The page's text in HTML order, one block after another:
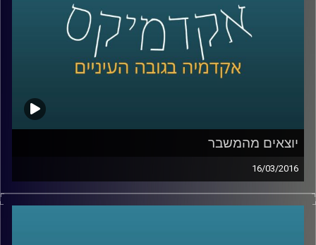
יוצאים מהמשבר
16/03/2016
ניהול קונפליקטים הוא עניין שברירי. זה נכון לכל